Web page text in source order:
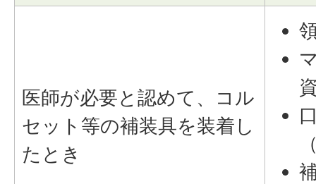
医師が必要と認めて、コル
セット等の補装具を装着し
たとき